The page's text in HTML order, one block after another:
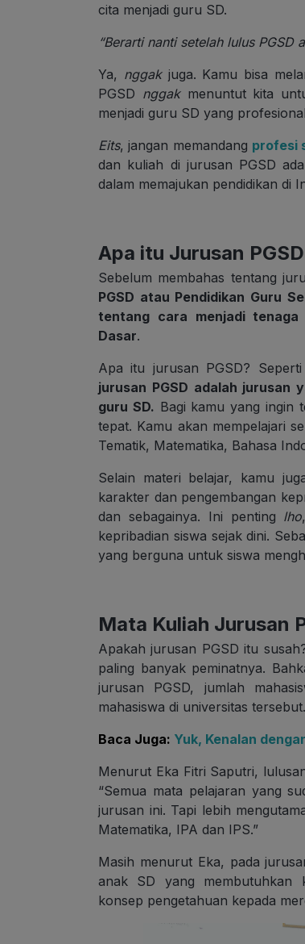
cita menjadi guru SD.
“Berarti nanti setelah lulus PGSD
Ya, nggakjuga. Kamu bisa
PGSD nggakmenuntut kita
menjadi guru SD yang
Eits, jangan memandang profesi
dan kuliah di jurusan PGSD
dalam memajukan pendidikan di
Apa itu Jurusan
Sebelum membahas tentang
PGSD atau Pendidikan Guru
tentang cara menjadi tenaga
Dasar.
Apa itu jurusan PGSD?
jurusan PGSD adalah jurusan
guru SD. Bagi kamu yang ingin
tepat. Kamu akan mempelajari
Tematik, Matematika, Bahasa
Selain materi belajar, kamu
karakter dan pengembangan
dan sebagainya. Ini penting lho
kepribadian siswa sejak dini.
yang berguna untuk siswa
Mata Kuliah Jurusan
Apakah jurusan PGSD itu
paling banyak peminatnya.
jurusan PGSD, jumlah
mahasiswa di universitas tersebut.
Baca Juga: Yuk, Kenalan
Menurut Eka Fitri Saputri,
“Semua mata pelajaran yang
jurusan ini. Tapi lebih
Matematika, IPA dan IPS.”
Masih menurut Eka, pada
anak SD yang membutuhkan
konsep pengetahuan kepada